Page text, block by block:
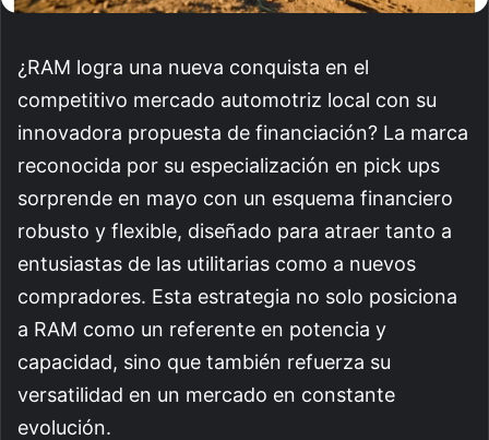
¿RAM logra una nueva conquista en el
competitivo mercado automotriz local con su
innovadora propuesta de financiación? La marca
reconocida por su especialización en pick ups
sorprende en mayo con un esquema financiero
robusto y flexible, diseñado para atraer tanto a
entusiastas de las utilitarias como a nuevos
compradores. Esta estrategia no solo posiciona
a RAM como un referente en potencia y
capacidad, sino que también refuerza su
versatilidad en un mercado en constante
evolución.